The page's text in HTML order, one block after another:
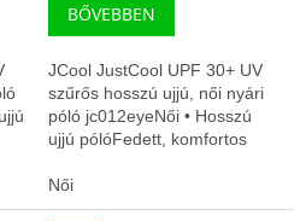
BŐVEBBEN
JCool JustCool UPF 30+ UV
szűrős hosszú ujjú, női nyári
póló jc012eyeNői • Hosszú
ujjú pólóFedett, komfortos
száradás
Női